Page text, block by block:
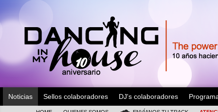
Noticias Sellos colaboradores DJ's colaboradores